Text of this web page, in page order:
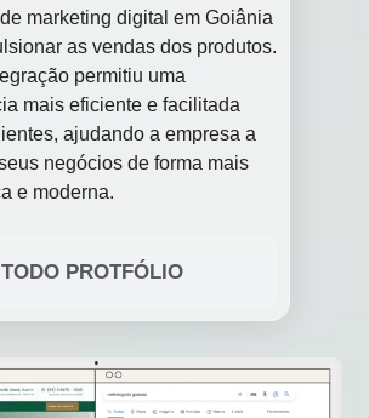
marketing digital em Goiânia
as vendas dos produtos.
permitiu uma
mais eficiente e facilitada
ajudando a empresa a
negócios de forma mais
e moderna.
PROTFÓLIO